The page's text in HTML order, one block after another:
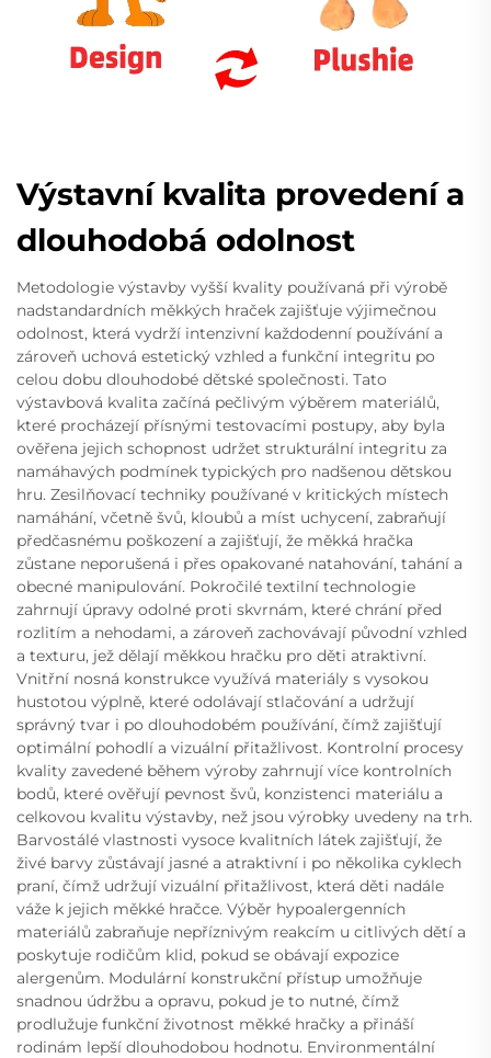
Výstavní kvalita provedení a
dlouhodobá odolnost
Metodologie výstavby vyšší kvality používaná při výrobě
nadstandardních měkkých hraček zajišťuje výjimečnou
odolnost, která vydrží intenzivní každodenní používání a
zároveň uchová estetický vzhled a funkční integritu po
celou dobu dlouhodobé dětské společnosti. Tato
výstavbová kvalita začíná pečlivým výběrem materiálů,
které procházejí přísnými testovacími postupy, aby byla
ověřena jejich schopnost udržet strukturální integritu za
namáhavých podmínek typických pro nadšenou dětskou
hru. Zesilňovací techniky používané v kritických místech
namáhání, včetně švů, kloubů a míst uchycení, zabraňují
předčasnému poškození a zajišťují, že měkká hračka
zůstane neporušená i přes opakované natahování, tahání a
obecné manipulování. Pokročilé textilní technologie
zahrnují úpravy odolné proti skvrnám, které chrání před
rozlitím a nehodami, a zároveň zachovávají původní vzhled
a texturu, jež dělají měkkou hračku pro děti atraktivní.
Vnitřní nosná konstrukce využívá materiály s vysokou
hustotou výplně, které odolávají stlačování a udržují
správný tvar i po dlouhodobém používání, čímž zajišťují
optimální pohodlí a vizuální přitažlivost. Kontrolní procesy
kvality zavedené během výroby zahrnují více kontrolních
bodů, které ověřují pevnost švů, konzistenci materiálu a
celkovou kvalitu výstavby, než jsou výrobky uvedeny na trh.
Barvostálé vlastnosti vysoce kvalitních látek zajišťují, že
živé barvy zůstávají jasné a atraktivní i po několika cyklech
praní, čímž udržují vizuální přitažlivost, která děti nadále
váže k jejich měkké hračce. Výběr hypoalergenních
materiálů zabraňuje nepříznivým reakcím u citlivých dětí a
poskytuje rodičům klid, pokud se obávají expozice
alergenům. Modulární konstrukční přístup umožňuje
snadnou údržbu a opravu, pokud je to nutné, čímž
prodlužuje funkční životnost měkké hračky a přináší
rodinám lepší dlouhodobou hodnotu. Environmentální